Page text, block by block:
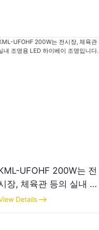
UFOHF 200W는 전
장, 체육관 등의 실내 조
용 LED 하이베이 조명입
다.
Details